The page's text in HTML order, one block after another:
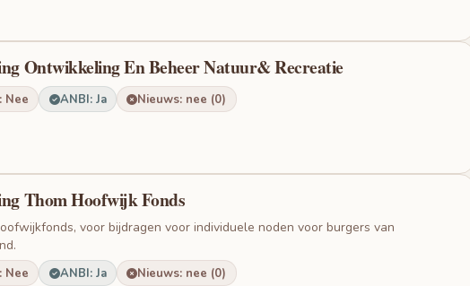
Ontwikkeling En Beheer Natuur& Recreatie
Nee ANBI: Ja Nieuws: nee (0)
Thom Hoofwijk Fonds
voor bijdragen voor individuele noden voor burgers van
Nee ANBI: Ja Nieuws: nee (0)